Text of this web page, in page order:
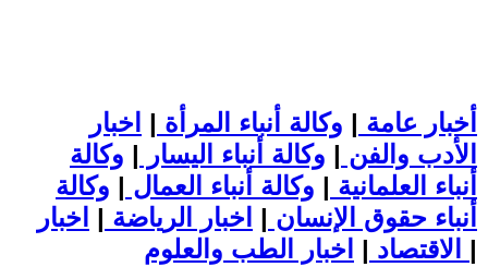
أخبار عامة | وكالة أنباء المرأة | اخبار
الأدب والفن | وكالة أنباء اليسار | وكالة
أنباء العلمانية | وكالة أنباء العمال | وكالة
أنباء حقوق الإنسان | اخبار الرياضة | اخبار
الاقتصاد | |